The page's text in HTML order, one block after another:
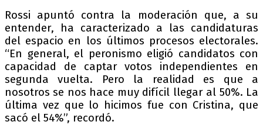
Rossi apuntó contra la moderación que, a su
entender, ha caracterizado a las candidaturas
del espacio en los últimos procesos electorales.
“En general, el peronismo eligió candidatos con
capacidad de captar votos independientes en
segunda vuelta. Pero la realidad es que a
nosotros se nos hace muy difícil llegar al 50%. La
última vez que lo hicimos fue con Cristina, que
sacó el 54%”, recordó.